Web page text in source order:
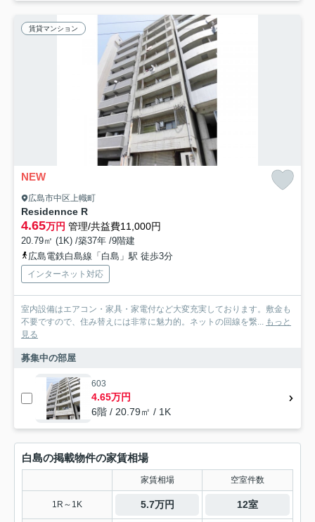
賃貸マンション
NEW
広島市中区上幟町
Residennce R
4.65万円 管理/共益費11,000円
20.79㎡ (1K) /築37年 /9階建
広島電鉄白島線「白島」駅 徒歩3分
インターネット対応
室内設備はエアコン・家具・家電付など大変充実しております。敷金も
不要ですので、住み替えには非常に魅力的。ネットの回線を繋... もっと
見る
募集中の部屋
603
4.65万円
6階 / 20.79㎡ / 1K
白島の掲載物件の家賃相場
家賃相場 空室件数
1R～1K 5.7万円 12室